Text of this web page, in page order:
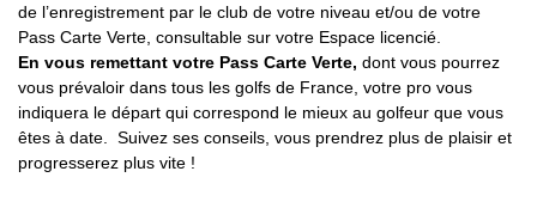
de l’enregistrement par le club de votre niveau et/ou de votre
Pass Carte Verte, consultable sur votre Espace licencié.
En vous remettant votre Pass Carte Verte, dont vous pourrez
vous prévaloir dans tous les golfs de France, votre pro vous
indiquera le départ qui correspond le mieux au golfeur que vous
êtes à date. Suivez ses conseils, vous prendrez plus de plaisir et
progresserez plus vite !